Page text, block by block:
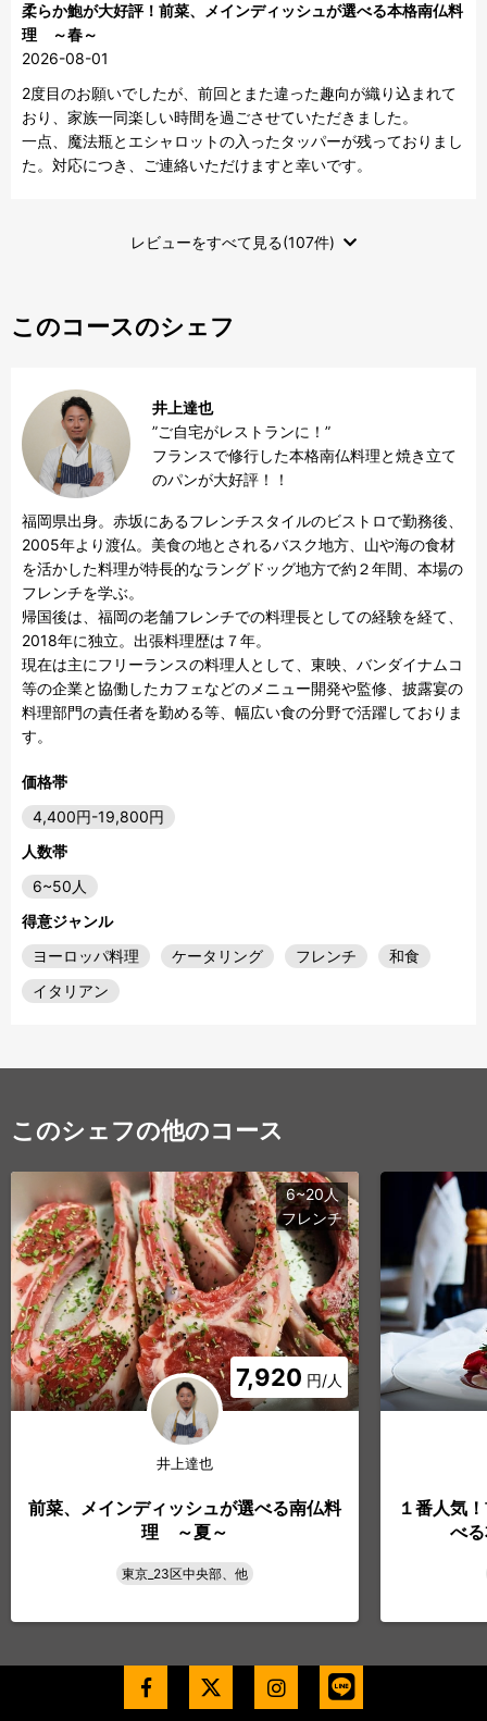
柔らか鮑が大好評！前菜、メインディッシュが選べる本格南仏料
理 ～春～
2026-08-01
2度目のお願いでしたが、前回とまた違った趣向が織り込まれて
おり、家族一同楽しい時間を過ごさせていただきました。
一点、魔法瓶とエシャロットの入ったタッパーが残っておりまし
た。対応につき、ご連絡いただけますと幸いです。
レビューをすべて見る(107件)
このコースのシェフ
井上達也
”ご自宅がレストランに！”
フランスで修行した本格南仏料理と焼き立て
のパンが大好評！！
福岡県出身。赤坂にあるフレンチスタイルのビストロで勤務後、
2005年より渡仏。美食の地とされるバスク地方、山や海の食材
を活かした料理が特長的なラングドッグ地方で約２年間、本場の
フレンチを学ぶ。
帰国後は、福岡の老舗フレンチでの料理長としての経験を経て、
2018年に独立。出張料理歴は７年。
現在は主にフリーランスの料理人として、東映、バンダイナムコ
等の企業と協働したカフェなどのメニュー開発や監修、披露宴の
料理部門の責任者を勤める等、幅広い食の分野で活躍しておりま
す。
価格帯
4,400円-19,800円
人数帯
6~50人
得意ジャンル
ヨーロッパ料理
ケータリング フレンチ
和食
イタリアン
このシェフの他のコース
7,920 円/人
6~20人
フレンチ
井上達也
前菜、メインディッシュが選べる南仏料
理 ～夏～
東京_23区中央部、他
１番人気
べ